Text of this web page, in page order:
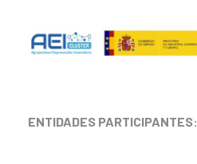
ENTIDADES PARTICIPANTES: